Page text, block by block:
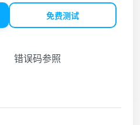
免费测试
错误码参照